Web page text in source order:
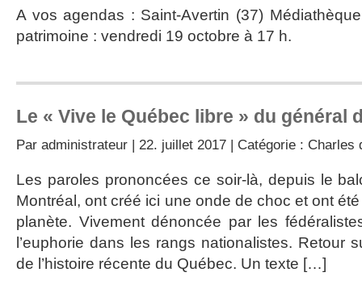
A vos agendas : Saint-Avertin (37)
patrimoine : vendredi 19 octobre à 17 h.
Le « Vive le Québec libre » du général
Par administrateur | 22. juillet 2017 | Catégorie : Charles
Les paroles prononcées ce soir-là, depuis le
Montréal, ont créé ici une onde de choc et ont
planète. Vivement dénoncée par les
l’euphorie dans les rangs nationalistes. Retour
de l’histoire récente du Québec. Un texte […]